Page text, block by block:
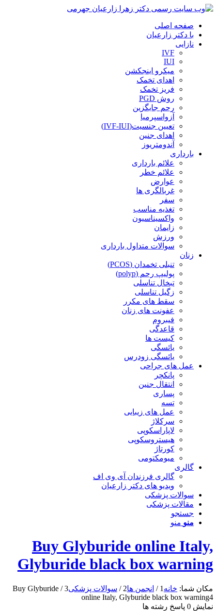
صفحه اصلی
با دکتر زارعیان
نازایی
IVF
IUI
میکرو اینجکشن
اهدای تخمک
فریز تخمک
روش PGD
رحم جایگزین
آزواسپرمیا
تعیین جنسیت(IVF-IUI)
اهدای جنین
آندومتریوز
بارداری
علائم بارداری
علائم خطر
عوارض
غربالگری ها
سفر
تغذیه مناسب
واکسیناسیون
زایمان
ورزش
سوالات متداول بارداری
زنان
تنبلی تخمدان (PCOS)
پولیپ رحم (polyp)
تبخال تناسلی
زگیل تناسلی
سقط های مکرر
عفونت های زنان
فیبروم
قاعدگی
کیست ها
یائسگی
یائسگی زودرس
عمل های جراحی
پانکچر
انتقال جنین
پساری
تسه
عمل های زیبایی
سرکلاژ
لاپاراسکوپی
هیستروسکوپی
کورتاژ
میومکتومی
گالری
گالری فرزندان آی وی اف
ویدیو های دکتر زارعیان
سوالات پزشکی
مقالات پزشکی
جستجو
منو منو
Buy Glyburide online Italy,
Glyburide black box warning
مکان شما: خانه 1
/ انجمن ها2
/ سوالات پزشکی3
/
Buy Glyburide
online Italy, Glyburide black box warning4
نمایش 0 پاسخ رشته ها